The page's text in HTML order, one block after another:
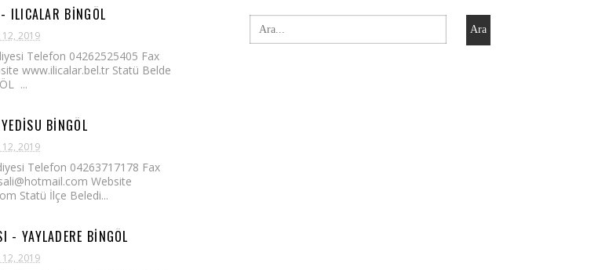
ILICALAR BİNGÖL
12, 2019
Telefon 04262525405 Fax
www.ilicalar.bel.tr Statü Belde
...
BİNGÖL
12, 2019
Telefon 04263717178 Fax
Website
Statü İlçe Beledi...
- YAYLADERE BİNGÖL
12, 2019
Ara